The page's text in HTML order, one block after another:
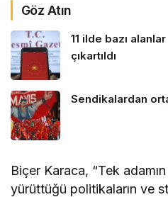
Göz Atın
11 ilde bazı alanlar
çıkartıldı
Sendikalardan
Biçer Karaca, “Tek
yürüttüğü politikaların ve